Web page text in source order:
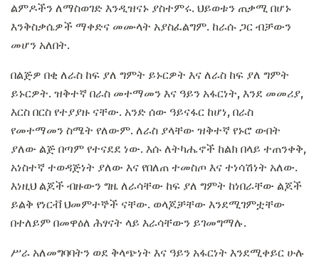
ልምዶችን ለማስወገድ እንዲዝናኑ ያስተምሩ. ህይወቱን ጠቃሚ በሆኑ
እንቅስቃሴዎች ማቀድና መሙላት አያስፈልግም. ከራሱ ጋር ብቻውን
መሆን አለበት.
በልጅዎ በቂ ለራስ ከፍ ያለ ግምት ይኑርዎት እና ለራስ ከፍ ያለ ግምት
ይኑርዎት. ዝቅተኛ በራስ መተማመን እና ዓይን አፋርነት, እንደ መመሪያ,
እርስ በርስ የተያያዙ ናቸው. አንድ ሰው ዓይናፋር ከሆነ, በራስ
የመተማመን ስሜት የለውም. ለራስ ያላቸው ዝቅተኛ የኑሮ ውበት
ያለው ልጅ በጣም የተናደደ ነው. እሱ ለትካሔኖች ከልክ በላይ ተጠንቀቅ,
አነስተኛ ተወዳጅነት ያለው እና የበለጠ ተመስጦ እና ተነሳሽነት አለው.
እነዚህ ልጆች ብዙውን ግዜ ለራሳቸው ከፍ ያለ ግምት ከነበራቸው ልጆች
ይልቅ የነርቭ ህመምተኞች ናቸው. ወላጆቻቸው እንደሚገምቷቸው
በተለይም በመዋዕለ ሕፃናት ላይ እራሳቸውን ይገመግማሉ.
ሥራ አለመግባባትን ወደ ቅላጭነት እና ዓይን አፋርነት እንደሚቀይር ሁሉ